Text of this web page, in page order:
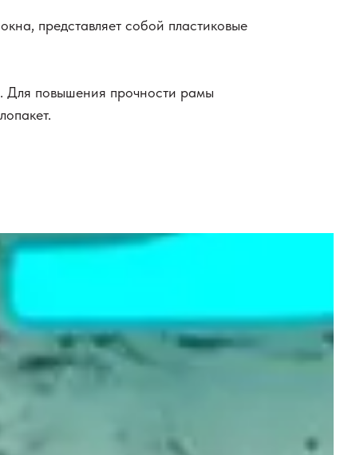
представляет собой пластиковые
Для повышения прочности рамы